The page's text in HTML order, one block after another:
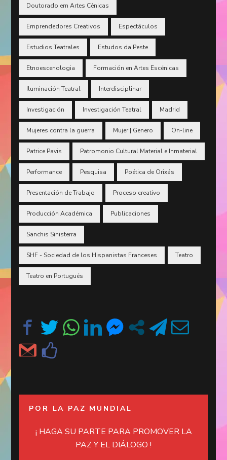
Doutorado em Artes Cênicas
Emprendedores Creativos Espectáculos
Estudios Teatrales Estudos da Peste
Etnoescenologia Formación en Artes Escénicas
Iluminación Teatral Interdisciplinar
Investigación Investigación Teatral Madrid
Mujeres contra la guerra Mujer | Genero On-line
Patrice Pavis Patromonio Cultural Material e Inmaterial
Performance Pesquisa Poética de Orixás
Presentación de Trabajo Proceso creativo
Producción Académica Publicaciones
Sanchis Sinisterra
SHF - Sociedad de los Hispanistas Franceses Teatro
Teatro en Portugués
POR LA PAZ MUNDIAL
¡ HAGA SU PARTE PARA PROMOVER LA
PAZ Y EL DIÁLOGO !